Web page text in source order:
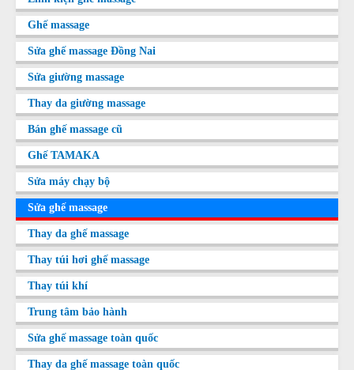
Ghế massage
Sửa ghế massage Đồng Nai
Sửa giường massage
Thay da giường massage
Bán ghế massage cũ
Ghế TAMAKA
Sửa máy chạy bộ
Sửa ghế massage
Thay da ghế massage
Thay túi hơi ghế massage
Thay túi khí
Trung tâm bảo hành
Sửa ghế massage toàn quốc
Thay da ghế massage toàn quốc